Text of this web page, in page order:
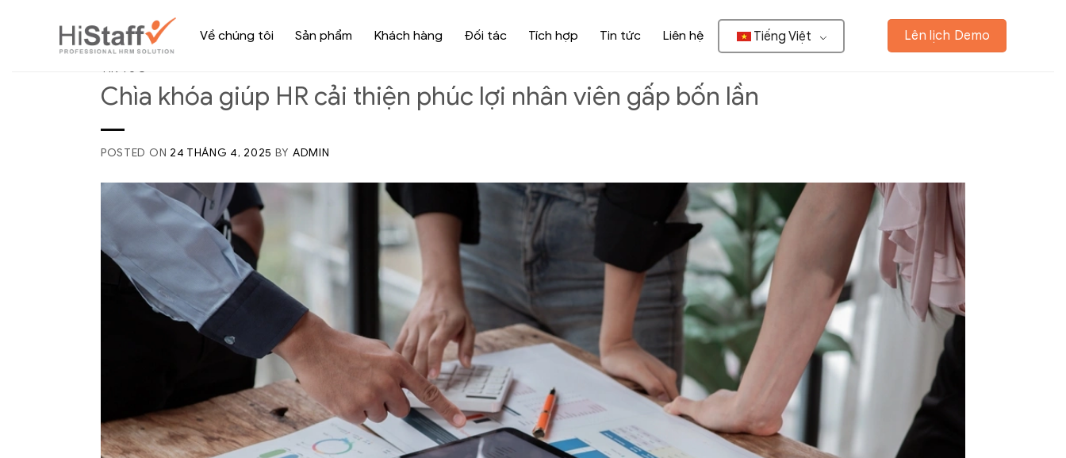
Về chúng tôi Sản phẩm Khách hàng Đối tác Tích hợp Tin tức Liên hệ Tiếng Việt Lên lịch Demo
TIN TỨC
Chìa khóa giúp HR cải thiện phúc lợi nhân viên gấp bốn lần
POSTED ON 24 THÁNG 4, 2025 BY ADMIN